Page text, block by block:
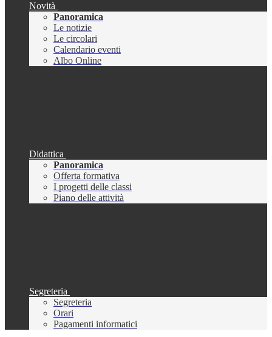
Novità
Panoramica
Le notizie
Le circolari
Calendario eventi
Albo Online
Didattica
Panoramica
Offerta formativa
I progetti delle classi
Piano delle attività
Segreteria
Segreteria
Orari
Pagamenti informatici